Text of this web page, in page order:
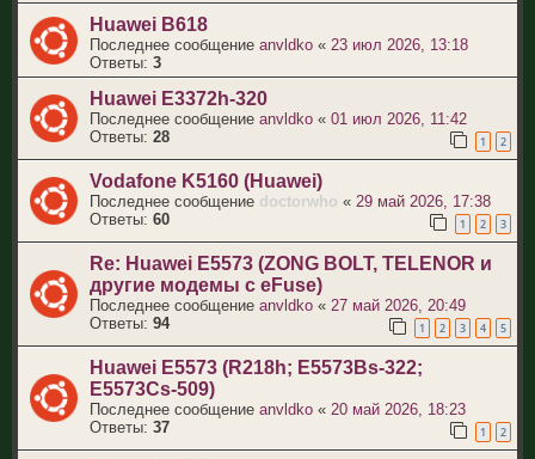
Huawei B618
Последнее сообщение anvldko « 23 июл 2026, 13:18
Ответы: 3
Huawei E3372h-320
Последнее сообщение anvldko « 01 июл 2026, 11:42
Ответы: 28 1 2
Vodafone K5160 (Huawei)
Последнее сообщение doctorwho « 29 май 2026, 17:38
Ответы: 60 1 2 3
Re: Huawei E5573 (ZONG BOLT, TELENOR и
другие модемы с eFuse)
Последнее сообщение anvldko « 27 май 2026, 20:49
Ответы: 94 1 2 3 4 5
Huawei E5573 (R218h; E5573Bs-322;
E5573Cs-509)
Последнее сообщение anvldko « 20 май 2026, 18:23
Ответы: 37 1 2